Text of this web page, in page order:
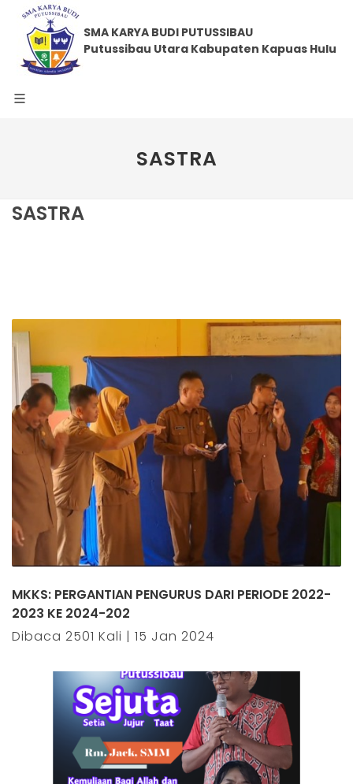
SMA KARYA BUDI PUTUSSIBAU
Putussibau Utara Kabupaten Kapuas Hulu
SASTRA
SASTRA
MKKS: PERGANTIAN PENGURUS DARI PERIODE 2022-
2023 KE 2024-202
Dibaca 2501 Kali | 15 Jan 2024